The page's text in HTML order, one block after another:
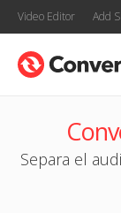
Video Editor Add
Separa el